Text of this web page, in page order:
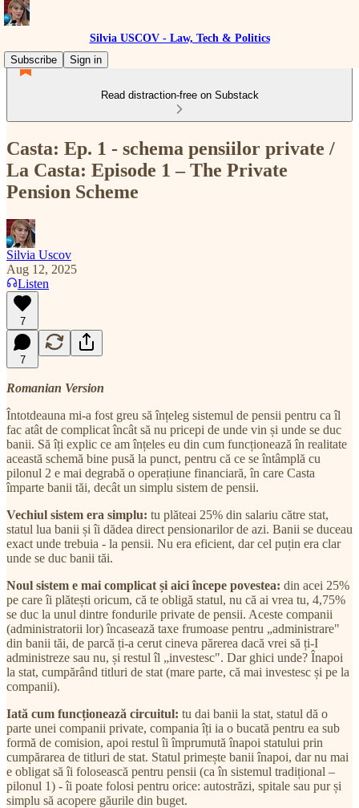
Silvia USCOV - Law, Tech & Politics
Subscribe
Sign in
Read distraction-free on Substack
Casta: Ep. 1 - schema pensiilor private /
La Casta: Episode 1 – The Private
Pension Scheme
Silvia Uscov
Aug 12, 2025
Listen
7
7
Romanian Version
Întotdeauna mi-a fost greu să înțeleg sistemul de pensii pentru ca îl
fac atât de complicat încât să nu pricepi de unde vin și unde se duc
banii. Să îți explic ce am înțeles eu din cum funcționează în realitate
această schemă bine pusă la punct, pentru că ce se întâmplă cu
pilonul 2 e mai degrabă o operațiune financiară, în care Casta
împarte banii tăi, decât un simplu sistem de pensii.
Vechiul sistem era simplu: tu plăteai 25% din salariu către stat,
statul lua banii și îi dădea direct pensionarilor de azi. Banii se duceau
exact unde trebuia - la pensii. Nu era eficient, dar cel puțin era clar
unde se duc banii tăi.
Noul sistem e mai complicat și aici începe povestea: din acei 25%
pe care îi plătești oricum, că te obligă statul, nu că ai vrea tu, 4,75%
se duc la unul dintre fondurile private de pensii. Aceste companii
(administratorii lor) încasează taxe frumoase pentru „administrare"
din banii tăi, de parcă ți-a cerut cineva părerea dacă vrei să ți-I
administreze sau nu, și restul îl „investesc". Dar ghici unde? Înapoi
la stat, cumpărând titluri de stat (mare parte, că mai investesc și pe la
companii).
Iată cum funcționează circuitul: tu dai banii la stat, statul dă o
parte unei companii private, compania îți ia o bucată pentru ea sub
formă de comision, apoi restul îi împrumută înapoi statului prin
cumpărarea de titluri de stat. Statul primește banii înapoi, dar nu mai
e obligat să îi folosească pentru pensii (ca în sistemul tradițional –
pilonul 1) - îi poate folosi pentru orice: autostrăzi, spitale sau pur și
simplu să acopere găurile din buget.